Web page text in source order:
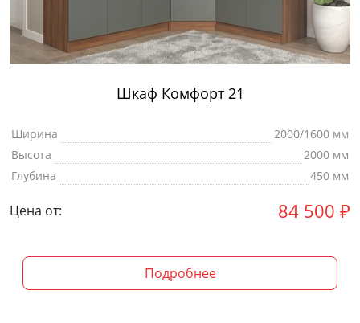
Шкаф Комфорт 21
Ширина
2000/1600 мм
Высота
2000 мм
Глубина
450 мм
Цена от: 84 500 ₽
Подробнее